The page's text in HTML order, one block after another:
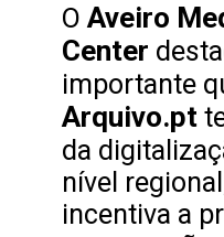
OAveiro
Center
importante
Arquivo.pt
da
nível
incentiva a